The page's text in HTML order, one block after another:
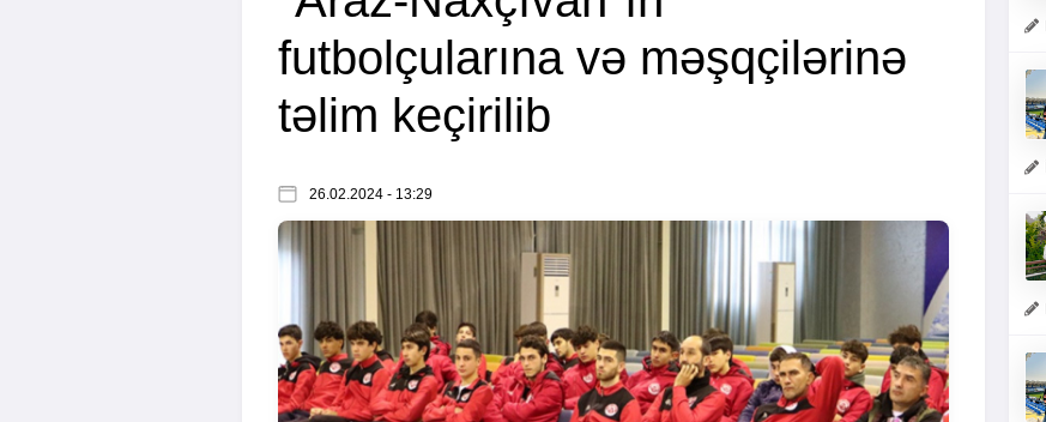
futbolçularına və məşqçilərinə
təlim keçirilib
26.02.2024 - 13:29